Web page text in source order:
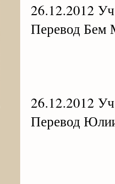
26.12.2012
Перевод Бем
26.12.2012
Перевод